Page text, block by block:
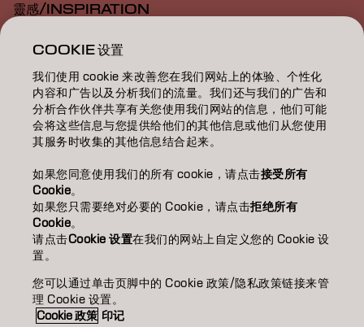
靈感/INSPIRATION
教育/EDUCATION
關於我們/ABOUT
成為合作夥伴
聯絡我們
ImprintPrivacy PolicyCookie Policy Terms Of Use
Accessibility
TW | Chinese (Traditional)
COOKIE 设置
我们使用 cookie 来改善您在我们网站上的体验、个性化
内容和广告以及分析我们的流量。我们还与我们的广告和
分析合作伙伴共享有关您使用我们网站的信息，他们可能
会将这些信息与您提供给他们的其他信息或他们从您使用
其服务时收集的其他信息结合起来。
如果您同意使用我们的所有 cookie，请点击接受所有
Cookie。
如果您只需要绝对必要的 Cookie，请点击拒绝所有
Cookie。
请点击Cookie 设置在我们的网站上自定义您的 Cookie 设
置。
您可以通过单击页脚中的 Cookie 政策/隐私政策链接来管
理 Cookie 设置。
Cookie 政策 印记